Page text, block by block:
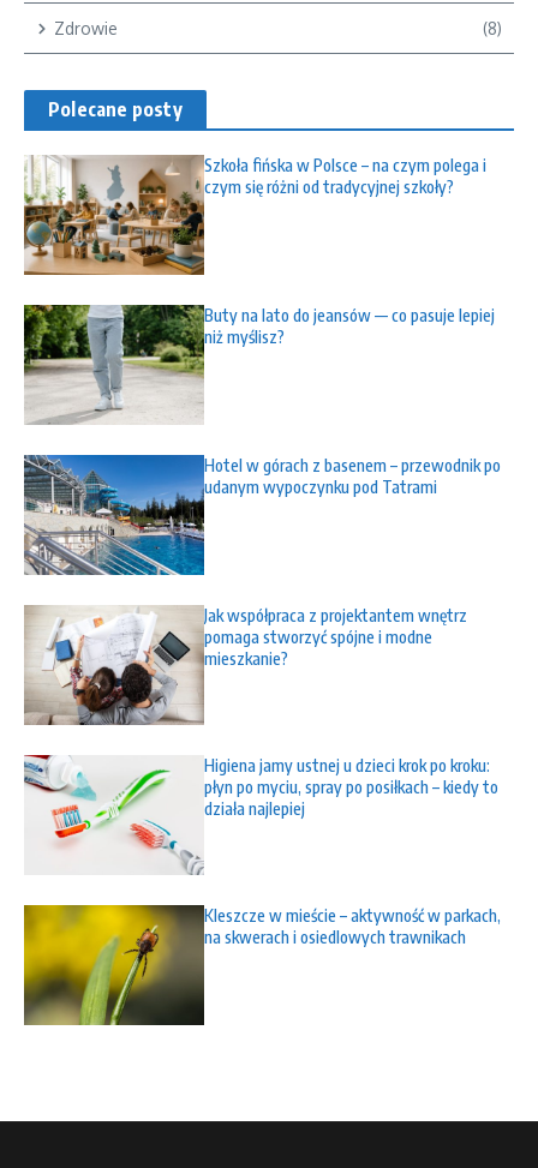
Zdrowie (8)
Polecane posty
Szkoła fińska w Polsce – na czym polega i
czym się różni od tradycyjnej szkoły?
Buty na lato do jeansów — co pasuje lepiej
niż myślisz?
Hotel w górach z basenem – przewodnik po
udanym wypoczynku pod Tatrami
Jak współpraca z projektantem wnętrz
pomaga stworzyć spójne i modne
mieszkanie?
Higiena jamy ustnej u dzieci krok po kroku:
płyn po myciu, spray po posiłkach – kiedy to
działa najlepiej
Kleszcze w mieście – aktywność w parkach,
na skwerach i osiedlowych trawnikach